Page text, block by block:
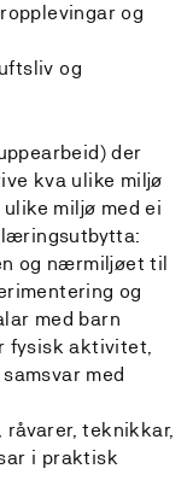
og
og
der
kva ulike miljø
miljø med ei
læringsutbytta:
og nærmiljøet til
og
med barn
fysisk aktivitet,
med
råvarer, teknikkar,
i praktisk